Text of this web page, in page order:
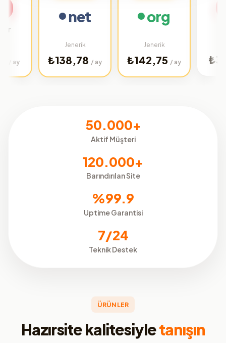
net
₺138,78 / ay
org
₺142,75 / ay ₺32,02
50.000+
Aktif Müşteri
120.000+
Barındırılan Site
%99.9
Uptime Garantisi
7/24
Teknik Destek
ÜRÜNLER
Hazırsite kalitesiyletanışın